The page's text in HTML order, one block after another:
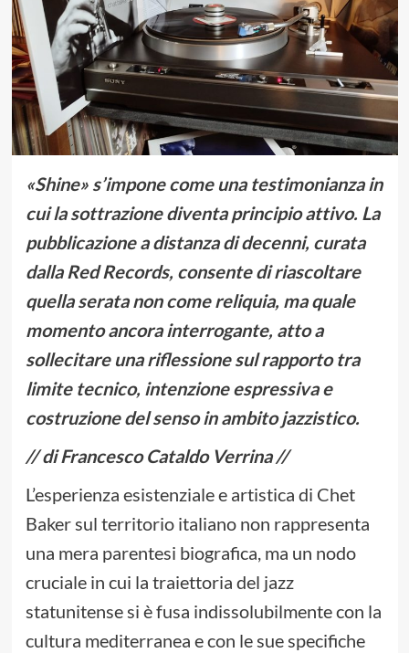
«Shine» s’impone come una testimonianza in
cui la sottrazione diventa principio attivo. La
pubblicazione a distanza di decenni, curata
dalla Red Records, consente di riascoltare
quella serata non come reliquia, ma quale
momento ancora interrogante, atto a
sollecitare una riflessione sul rapporto tra
limite tecnico, intenzione espressiva e
costruzione del senso in ambito jazzistico.
// di Francesco Cataldo Verrina //
L’esperienza esistenziale e artistica di Chet
Baker sul territorio italiano non rappresenta
una mera parentesi biografica, ma un nodo
cruciale in cui la traiettoria del jazz
statunitense si è fusa indissolubilmente con la
cultura mediterranea e con le sue specifiche